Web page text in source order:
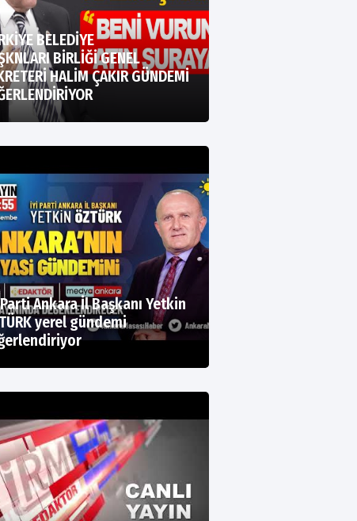
BELEDİYE
BİRLİĞİ GENEL
HALİM ÇAKIR GÜNDEMİ
Ankara İl Başkanı Yetkin
yerel gündemi